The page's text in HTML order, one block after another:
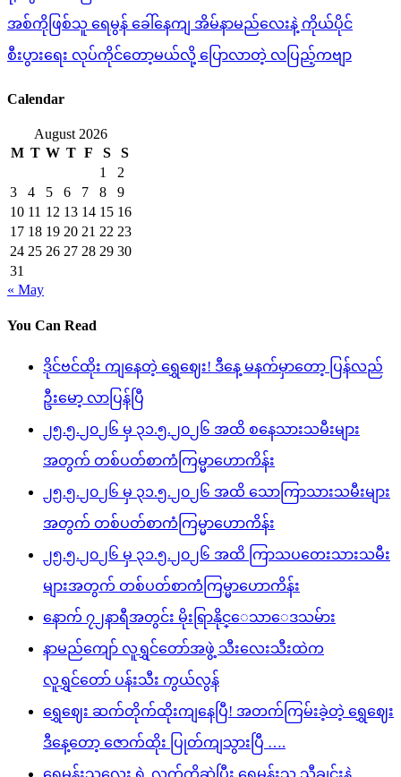
အစ်ကိုဖြစ်သူ ရေမွန် ခေါ်နေကျ အိမ်နာမည်လေးနဲ့ ကိုယ်ပိုင်
စီးပွားရေး လုပ်ကိုင်တော့မယ်လို့ ပြောလာတဲ့ လပြည့်ကဗျာ
Calendar
August 2026
M T W T F S
S
1
2
3
4 5 6 7 8
9
10 11 12 13 14 15 16
17 18 19 20 21 22 23
24 25 26 27 28 29 30
31
« May
You Can Read
ဒိုင်ဗင်ထိုး ကျနေတဲ့ ရွှေဈေး! ဒီနေ့ မနက်မှာတော့ ပြန်လည်
ဦးမော့ လာပြန်ပြီ
၂၅.၅.၂၀၂၆ မှ ၃၁.၅.၂၀၂၆ အထိ စနေသားသမီးများ
အတွက် တစ်ပတ်စာကံကြမ္မာဟောကိန်း
၂၅.၅.၂၀၂၆ မှ ၃၁.၅.၂၀၂၆ အထိ သောကြာသားသမီးများ
အတွက် တစ်ပတ်စာကံကြမ္မာဟောကိန်း
၂၅.၅.၂၀၂၆ မှ ၃၁.၅.၂၀၂၆ အထိ ကြာသပတေးသားသမီး
များအတွက် တစ်ပတ်စာကံကြမ္မာဟောကိန်း
နောက် ၇၂နာရီအတွင်း မိုးရြာနိုင္ေသာေဒသမ်ား
နာမည်ကျော် လူရွှင်တော်အဖွဲ့ သီးလေးသီးထဲက
လူရွှင်တော် ပန်းသီး ကွယ်လွန်
ရွှေဈေး ဆက်တိုက်ထိုးကျနေပြီ! အတက်ကြမ်းခဲ့တဲ့ ရွှေဈေး
ဒီနေ့တော့ ဇောက်ထိုး ပြုတ်ကျသွားပြီ ….
ရွှေမန်းသူလေး ရဲ့ လက်ကိုဆွဲပြီး ရွှေမန်းသူ သီချင်းနဲ့